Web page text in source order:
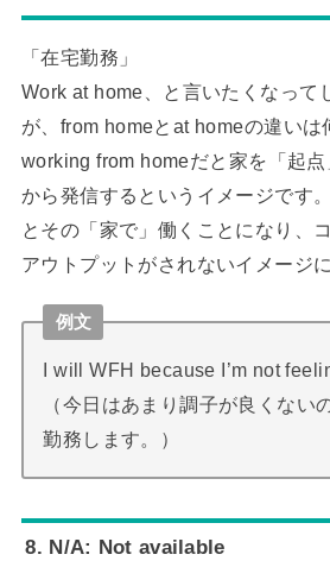
「在宅勤務」
Work at home、と言いたくなって
が、from homeとat homeの違いは
working from homeだと家を「起
から発信するというイメージです
とその「家で」働くことになり、
アウトプットがされないイメージ
例文
I will WFH because I’m not
（今日はあまり調子が良くない
勤務します。）
8. N/A: Not available